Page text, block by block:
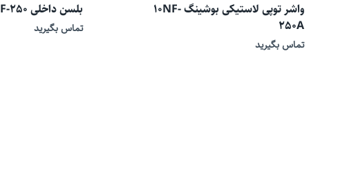
واشر توپی لاستیکی بوشینگ 10NF-
250A
تماس بگیرید
بلسن داخلی 20NF-250
تماس بگیرید